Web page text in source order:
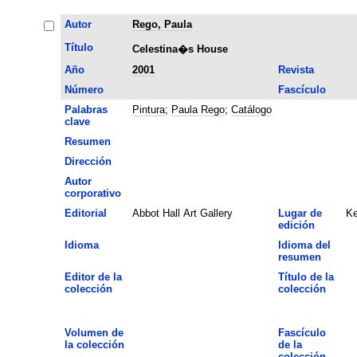
Autor
Rego, Paula
Título
Celestina�s House
Año
2001
Revista
Número
Fascículo
Palabras
clave
Pintura; Paula Rego; Catálogo
Resumen
Dirección
Autor
corporativo
Editorial
Abbot Hall Art Gallery
Lugar de
edición
Idioma
Idioma del
resumen
Editor de la
colección
Título de la
colección
Volumen de
la colección
Fascículo
de la